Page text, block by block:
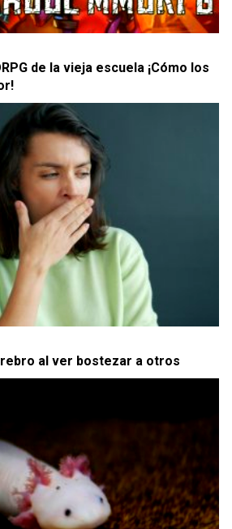
de la vieja escuela ¡Cómo los
al ver bostezar a otros